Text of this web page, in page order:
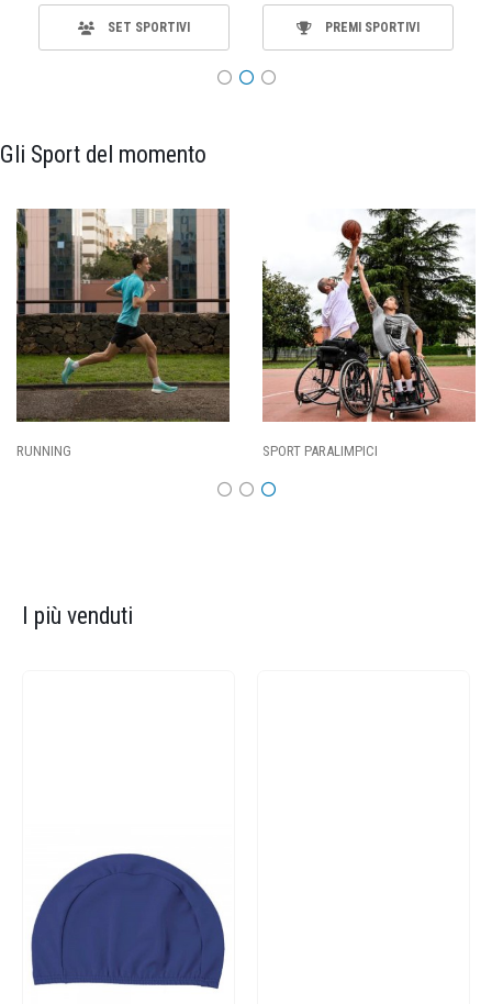
SET SPORTIVI PREMI SPORTIVI
Gli Sport del momento
SPORT PARALIMPICI CALCIO
I più venduti